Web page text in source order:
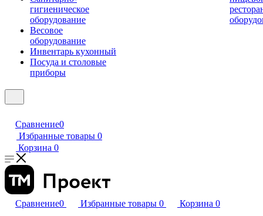
гигиеническое
оборудование
Весовое
оборудование
Инвентарь кухонный
Посуда и столовые
приборы
Сравнение0
Избранные товары 0
Корзина 0
Сравнение0 Избранные товары 0 Корзина 0